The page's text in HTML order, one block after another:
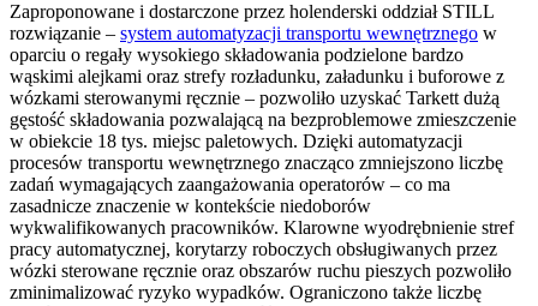
Zaproponowane i dostarczone przez holenderski oddział STILL
rozwiązanie – system automatyzacji transportu wewnętrznego w
oparciu o regały wysokiego składowania podzielone bardzo
wąskimi alejkami oraz strefy rozładunku, załadunku i buforowe z
wózkami sterowanymi ręcznie – pozwoliło uzyskać Tarkett dużą
gęstość składowania pozwalającą na bezproblemowe zmieszczenie
w obiekcie 18 tys. miejsc paletowych. Dzięki automatyzacji
procesów transportu wewnętrznego znacząco zmniejszono liczbę
zadań wymagających zaangażowania operatorów – co ma
zasadnicze znaczenie w kontekście niedoborów
wykwalifikowanych pracowników. Klarowne wyodrębnienie stref
pracy automatycznej, korytarzy roboczych obsługiwanych przez
wózki sterowane ręcznie oraz obszarów ruchu pieszych pozwoliło
zminimalizować ryzyko wypadków. Ograniczono także liczbę